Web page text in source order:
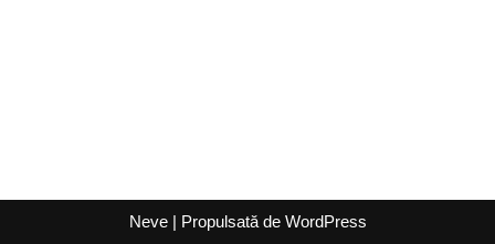
Neve| Propulsată de WordPress